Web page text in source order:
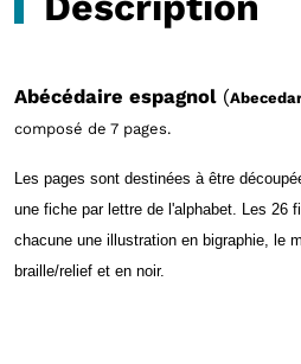
Abécédaire espagnol(
composé de 7 pages.
Les pages sont destinées à être
une fiche par lettre de l'alphabet. Les 26
chacune une illustration en bigraphie, le
braille/relief et en noir.